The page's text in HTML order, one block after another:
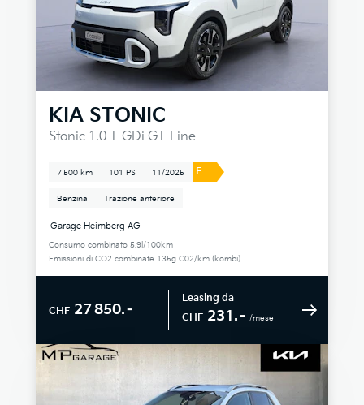
KIA STONIC
Stonic 1.0 T-GDi GT-Line
7 500 km 101 PS 11/2025 E
Benzina Trazione anteriore
Garage Heimberg AG
Consumo combinato 5.9l/100km
Emissioni di CO2 combinate 135g C02/km (kombi)
CHF 27 850.–
Leasing da
CHF 231.– /mese